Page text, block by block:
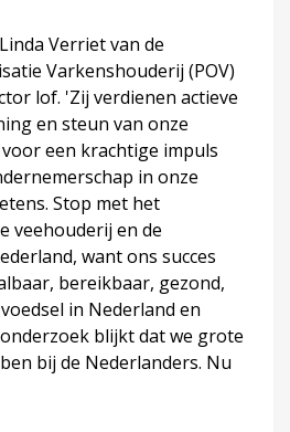
Verriet van de
Varkenshouderij (POV)
lof. 'Zij verdienen actieve
en steun van onze
een krachtige impuls
in onze
Stop met het
veehouderij en de
want ons succes
bereikbaar, gezond,
in Nederland en
blijkt dat we grote
bij de Nederlanders. Nu